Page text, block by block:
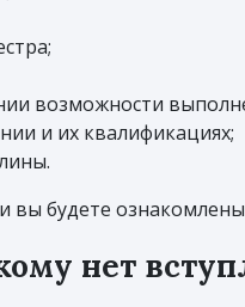
возможности
и их квалификациях;
вы будете
нет